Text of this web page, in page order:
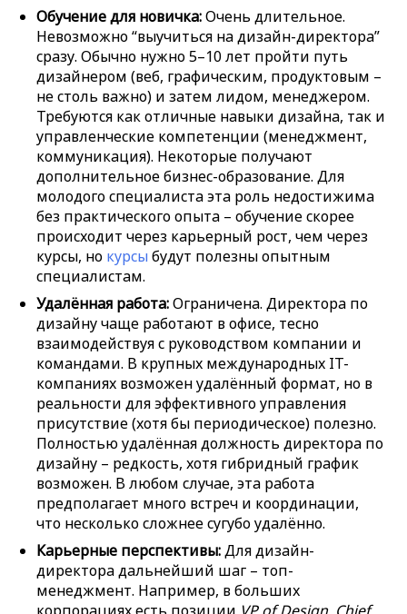
Обучение для новичка:Очень длительное.
Невозможно “выучиться на дизайн-директора”
сразу. Обычно нужно 5–10 лет пройти путь
дизайнером (веб, графическим, продуктовым –
не столь важно) и затем лидом, менеджером.
Требуются как отличные навыки дизайна, так и
управленческие компетенции (менеджмент,
коммуникация). Некоторые получают
дополнительное бизнес-образование. Для
молодого специалиста эта роль недостижима
без практического опыта – обучение скорее
происходит через карьерный рост, чем через
курсы, но курсыбудут полезны опытным
специалистам.
Удалённая работа:Ограничена. Директора по
дизайну чаще работают в офисе, тесно
взаимодействуя с руководством компании и
командами. В крупных международных IT-
компаниях возможен удалённый формат, но в
реальности для эффективного управления
присутствие (хотя бы периодическое) полезно.
Полностью удалённая должность директора по
дизайну – редкость, хотя гибридный график
возможен. В любом случае, эта работа
предполагает много встреч и координации,
что несколько сложнее сугубо удалённо.
Карьерные перспективы:Для дизайн-
директора дальнейший шаг – топ-
менеджмент. Например, в больших